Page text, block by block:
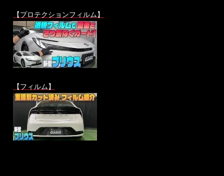
【プロテクションフィルム】
【フィルム】